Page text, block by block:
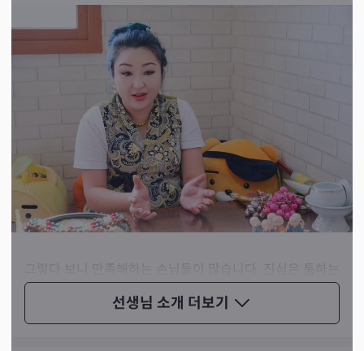
선생님 소개 더보기
법이라고, 선생님과의 상담 내내 저 또한 선생님께서 저와
‘함께’ 하고 있다는 인식을 받았습니다. 선생님은 상담을 통